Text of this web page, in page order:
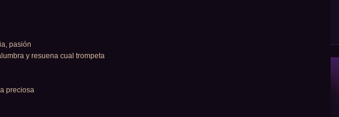
pasión
y resuena cual trompeta
preciosa